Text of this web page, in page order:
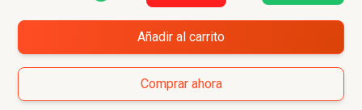
Añadir al carrito
Comprar ahora